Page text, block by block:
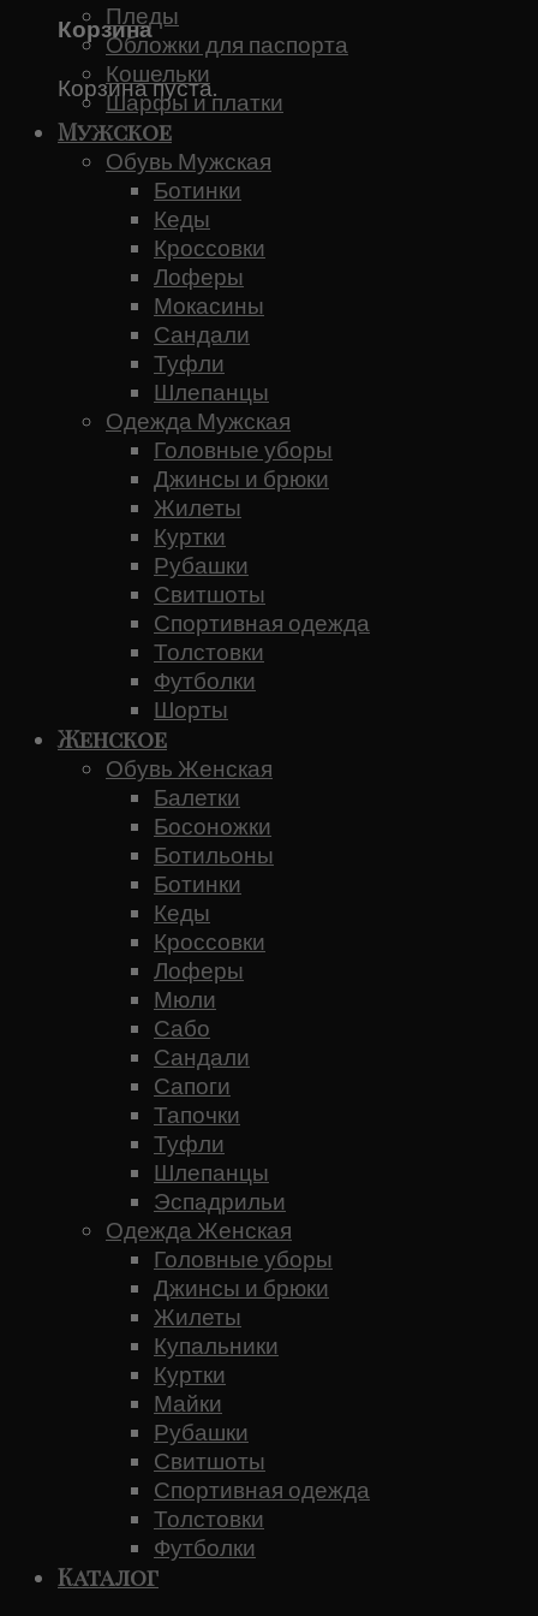
Корзина
Корзина пуста.
Пледы
Обложки для паспорта
Кошельки
Шарфы и платки
Мужское
Обувь Мужская
Ботинки
Кеды
Кроссовки
Лоферы
Мокасины
Сандали
Туфли
Шлепанцы
Одежда Мужская
Головные уборы
Джинсы и брюки
Жилеты
Куртки
Рубашки
Свитшоты
Спортивная одежда
Толстовки
Футболки
Шорты
Женское
Обувь Женская
Балетки
Босоножки
Ботильоны
Ботинки
Кеды
Кроссовки
Лоферы
Мюли
Сабо
Сандали
Сапоги
Тапочки
Туфли
Шлепанцы
Эспадрильи
Одежда Женская
Головные уборы
Джинсы и брюки
Жилеты
Купальники
Куртки
Майки
Рубашки
Свитшоты
Спортивная одежда
Толстовки
Футболки
Каталог